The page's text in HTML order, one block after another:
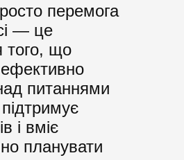
перемога
— це
того, що
питаннями
і вміє
планувати